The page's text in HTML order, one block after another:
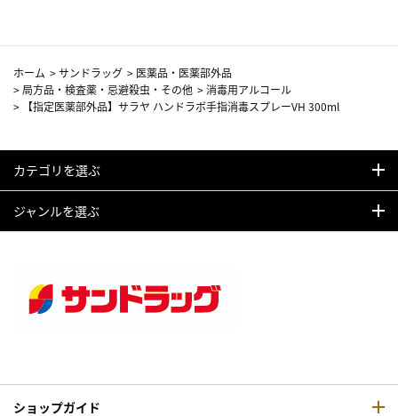
ホーム >サンドラッグ > 医薬品・医薬部外品
> 局方品・検査薬・忌避殺虫・その他 >消毒用アルコール
>
【指定医薬部外品】サラヤ ハンドラボ手指消毒スプレーVH 300ml
カテゴリを選ぶ
ジャンルを選ぶ
ショップガイド